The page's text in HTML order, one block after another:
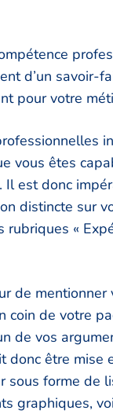
d’un savoir-
pour votre
vous êtes
Il est donc
distincte sur
«
de mentionner
coin de votre
de vos
donc être mise
sous forme de
graphiques,